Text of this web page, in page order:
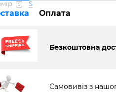
S
Оплата
Безкоштовна
Самовивіз з